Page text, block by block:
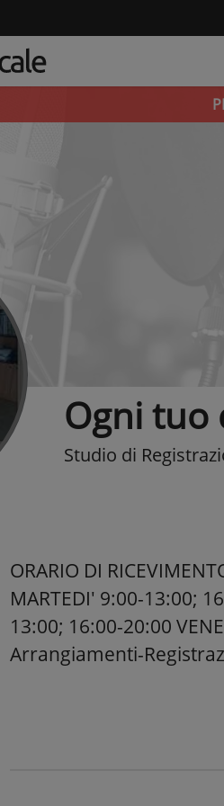
Ogni tuo
Studio di
ORARIO DI
MARTEDI' 9:00-13:00;
13:00; 16:00-20:00
Arrangiamenti-